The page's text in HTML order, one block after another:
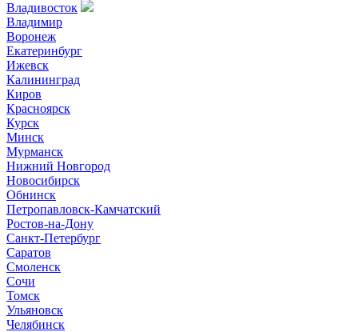
Владивосток
Владимир
Воронеж
Екатеринбург
Ижевск
Калининград
Киров
Красноярск
Курск
Минск
Мурманск
Нижний Новгород
Новосибирск
Обнинск
Петропавловск-Камчатский
Ростов-на-Дону
Санкт-Петербург
Саратов
Смоленск
Сочи
Томск
Ульяновск
Челябинск